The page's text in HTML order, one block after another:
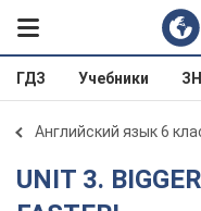
ГДЗ Учебники
Английский язык 6
UNIT 3. BIGGER! STRONGER!